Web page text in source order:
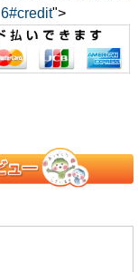
6#credit">